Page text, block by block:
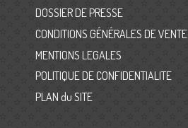
DOSSIER DE PRESSE
CONDITIONS GÉNÉRALES DE VENTE
MENTIONS LEGALES
POLITIQUE DE CONFIDENTIALITE
PLAN du SITE